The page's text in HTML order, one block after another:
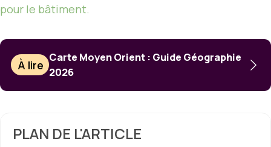
pour le bâtiment.
À lire
Carte Moyen Orient : Guide Géographie
2026
PLAN DE L'ARTICLE